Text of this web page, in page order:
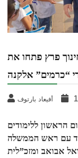
פרץ פתחו את
“כרמים” אלקנה
أفيعاد بارتوف
הראשון ללימודים
עם ראש הממשלה
אבואב ומזכ”לית